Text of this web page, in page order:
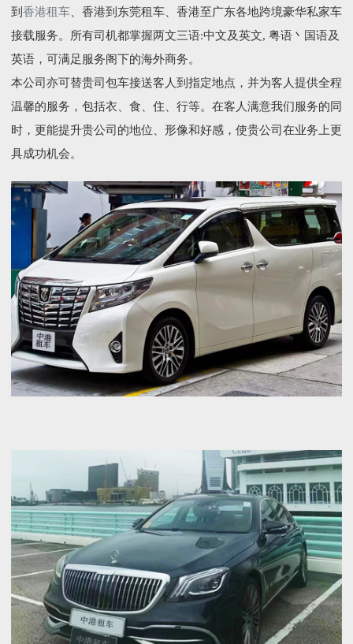
到 香港租车、香港到东莞租车、香港至广东各地跨境豪华私家车
接载服务。所有司机都掌握两文三语:中文及英文, 粤语丶国语及
英语，可满足服务阁下的海外商务。
本公司亦可替贵司包车接送客人到指定地点，并为客人提供全程
温馨的服务，包括衣、食、住、行等。在客人满意我们服务的同
时，更能提升贵公司的地位、形像和好感，使贵公司在业务上更
具成功机会。